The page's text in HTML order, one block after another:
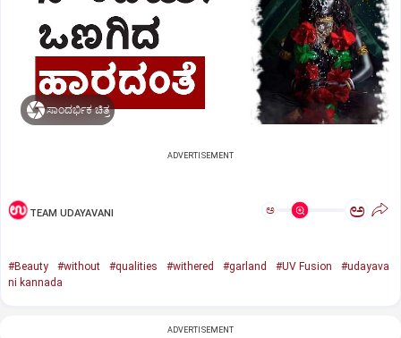
ಸಾಂದರ್ಭಿಕ ಚಿತ್ರ
ADVERTISEMENT
TEAM UDAYAVANI ಅ ಅ
#Beauty #without #qualities #withered #garland #UV Fusion
#udayava
ni kannada
ADVERTISEMENT